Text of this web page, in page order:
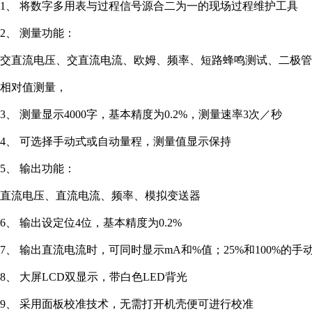
1、 将数字多用表与过程信号源合二为一的现场过程维护工具
2、 测量功能：
交直流电压、交直流电流、欧姆、频率、短路蜂鸣测试、二极
相对值测量，
3、 测量显示4000字，基本精度为0.2%，测量速率3次／秒
4、 可选择手动式或自动量程，测量值显示保持
5、 输出功能：
直流电压、直流电流、频率、模拟变送器
6、 输出设定位4位，基本精度为0.2%
7、 输出直流电流时，可同时显示mA和%值；25%和100%的
8、 大屏LCD双显示，带白色LED背光
9、 采用面板校准技术，无需打开机壳便可进行校准